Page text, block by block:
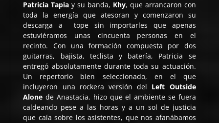
Patricia Tapia y su banda, Khy, que arrancaron con
toda la energía que atesoran y comenzaron su
descarga a tope sin importarles que apenas
estuviéramos unas cincuenta personas en el
recinto. Con una formación compuesta por dos
guitarras, bajista, teclista y batería, Patricia se
entregó absolutamente durante toda su actuación.
Un repertorio bien seleccionado, en el que
incluyeron una rockera versión del Left Outside
Alone de Anastacia, hizo que el ambiente se fuera
caldeando pese a las horas y a un sol de justicia
que caía sobre los asistentes, que nos afanábamos